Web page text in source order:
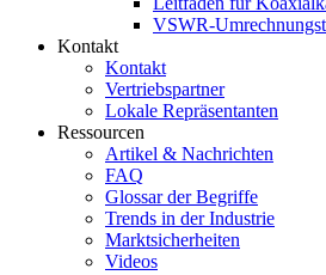
VSWR-
Kontakt
Kontakt
Vertriebspartner
Lokale Repräsentanten
Ressourcen
Artikel & Nachrichten
FAQ
Glossar der Begriffe
Trends in der Industrie
Marktsicherheiten
Videos